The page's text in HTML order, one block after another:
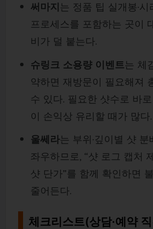
써마지 는 정품 팁 실개봉·시
프로세스를 포함하는 곳이
비가 덜 붙는다.
슈링크 소용량 이벤트는 체
약하면 재방문이 필요해져
수 있다. 필요한 샷수로 바
이 손익상 유리할 때가 많다.
울쎄라는 부위·깊이별 샷 분
좌우하므로, “샷 로그 캡처
샷 단가”를 함께 확인하면
줄어든다.
체크리스트(상담·예약